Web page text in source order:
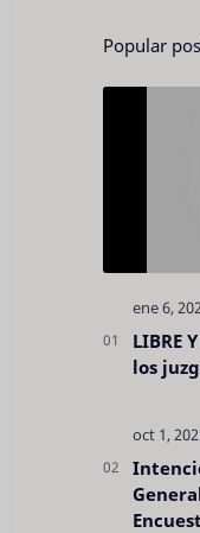
Popular
LIBRE
los